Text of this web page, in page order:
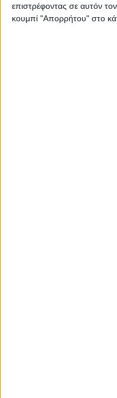
επιστρέφοντας σε αυτόν
κουμπί "Απορρήτου" στο